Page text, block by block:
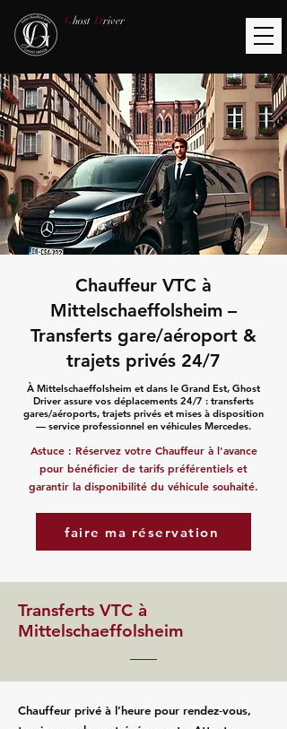
Ghost Driver
Chauffeur VTC à
Mittelschaeffolsheim –
Transferts gare/aéroport &
trajets privés 24/7
À Mittelschaeffolsheim et dans le Grand Est, Ghost
Driver assure vos déplacements 24/7 : transferts
gares/aéroports, trajets privés et mises à disposition
— service professionnel en véhicules Mercedes.
Astuce : Réservez votre Chauffeur à l'avance
pour bénéficier de tarifs préférentiels et
garantir la disponibilité du véhicule souhaité.
faire ma réservation
Transferts VTC à
Mittelschaeffolsheim
Chauffeur privé à l’heure pour rendez‑vous,